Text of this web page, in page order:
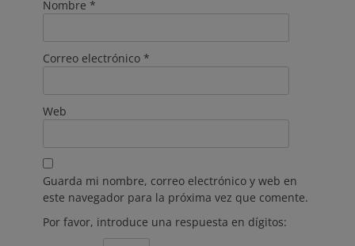
Nombre *
Correo electrónico *
Web
Guarda mi nombre, correo electrónico y web en
este navegador para la próxima vez que comente.
Por favor, introduce una respuesta en dígitos: